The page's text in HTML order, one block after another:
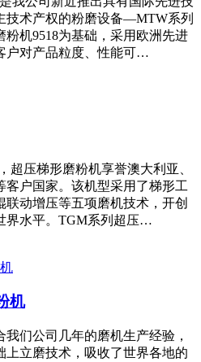
技术产权的粉磨设备—MTW系列
粉机9518为基础，采用欧洲先进
户对产品粒度、性能可…
超压梯形磨粉机享誉澳大利亚、
客户国家。该机型采用了梯形工
动增压等五项磨机技术，开创
界水平。TGM系列超压…
机
们公司几年的磨机生产经验，
上立磨技术，吸收了世界各地的